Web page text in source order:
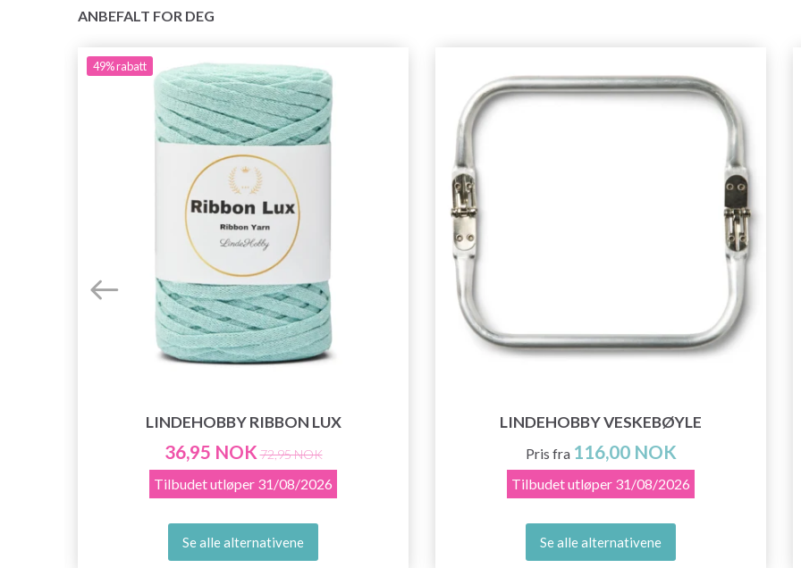
ANBEFALT FOR DEG
49%rabatt
LINDEHOBBY RIBBON LUX
36,95 NOK 72,95 NOK
Tilbudet utløper 31/08/2026
Se alle alternativene
LINDEHOBBY VESKEBØYLE
Pris fra 116,00 NOK
Tilbudet utløper 31/08/2026
Se alle alternativene